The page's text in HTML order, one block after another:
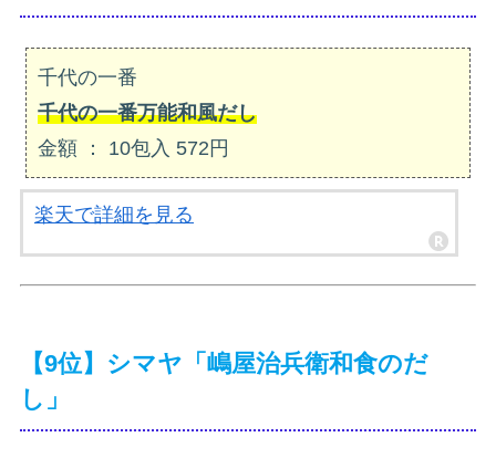
千代の一番
千代の一番万能和風だし
金額 ： 10包入 572円
楽天で詳細を見る
【9位】シマヤ「嶋屋治兵衛和食のだ
し」